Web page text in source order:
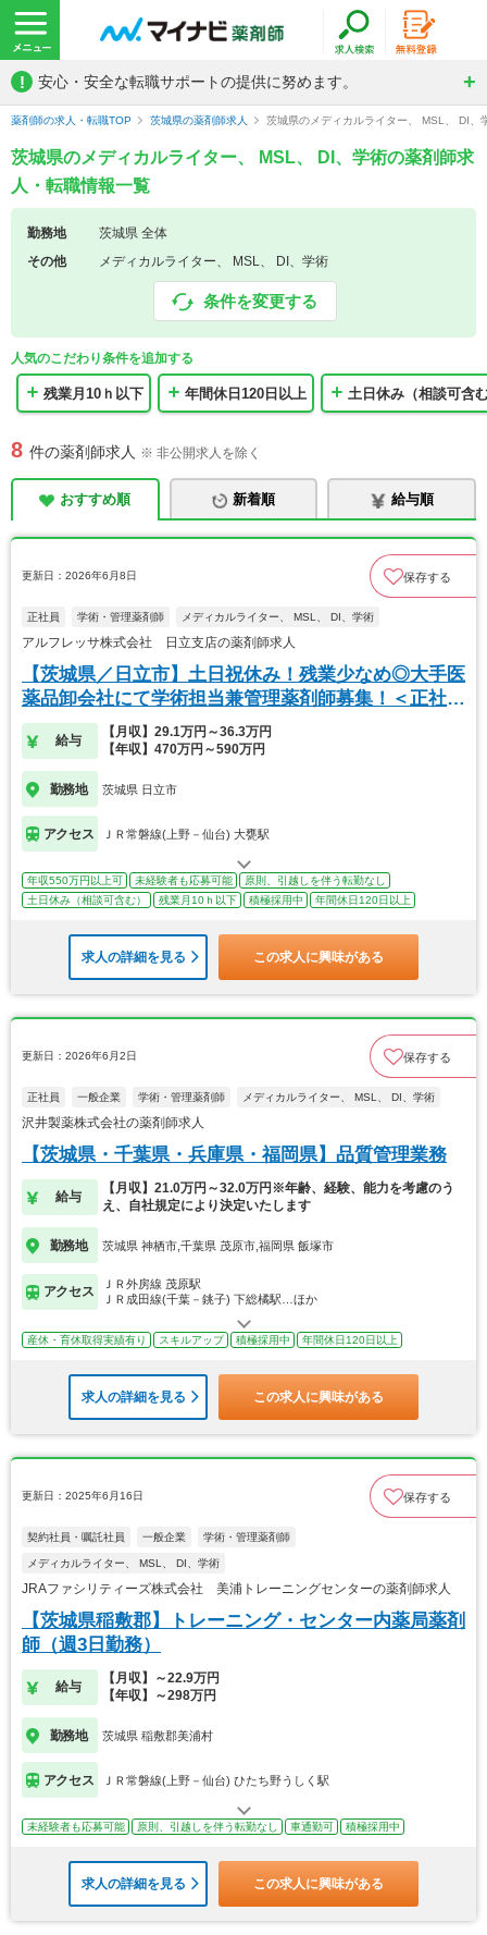
! 安心・安全な転職サポートの提供に努めます。
薬剤師の求人・転職TOP 茨城県の薬剤師求人 茨城県のメディカルライター、 MSL、 DI、
茨城県のメディカルライター、 MSL、 DI、学術の薬剤師求
人・転職情報一覧
勤務地
茨城県 全体
その他
メディカルライター、 MSL、 DI、学術
条件を変更する
人気のこだわり条件を追加する
残業月10ｈ以下 年間休日120日以上 土日休み（相談可含
8 件の薬剤師求人 ※ 非公開求人を除く
おすすめ順 新着順 給与順
更新日：2026年6月8日 保存する
正社員 学術・管理薬剤師 メディカルライター、 MSL、 DI、学術
アルフレッサ株式会社 日立支店の薬剤師求人
【茨城県／日立市】土日祝休み！残業少なめ◎大手医
薬品卸会社にて学術担当兼管理薬剤師募集！＜正社員
＞
給与
【月収】29.1万円～36.3万円
【年収】470万円～590万円
勤務地 茨城県 日立市
アクセス ＪＲ常磐線(上野－仙台) 大甕駅
年収550万円以上可 未経験者も応募可能
原則、引越しを伴う転勤なし
土日休み（相談可含む）
残業月10ｈ以下 積極採用中 年間休日120日以上
求人の詳細を見る この求人に興味がある
更新日：2026年6月2日 保存する
正社員 一般企業 学術・管理薬剤師 メディカルライター、 MSL、 DI、学術
沢井製薬株式会社の薬剤師求人
【茨城県・千葉県・兵庫県・福岡県】品質管理業務
給与
【月収】21.0万円～32.0万円※年齢、経験、能力を考慮のう
え、自社規定により決定いたします
勤務地 茨城県 神栖市,千葉県 茂原市,福岡県 飯塚市
アクセス
ＪＲ外房線 茂原駅
ＪＲ成田線(千葉－銚子) 下総橘駅…ほか
産休・育休取得実績有り スキルアップ 積極採用中 年間休日120日以上
求人の詳細を見る この求人に興味がある
更新日：2025年6月16日 保存する
契約社員・嘱託社員 一般企業 学術・管理薬剤師
メディカルライター、 MSL、 DI、学術
JRAファシリティーズ株式会社 美浦トレーニングセンターの薬剤師求人
【茨城県稲敷郡】トレーニング・センター内薬局薬剤
師（週3日勤務）
給与
【月収】～22.9万円
【年収】～298万円
勤務地 茨城県 稲敷郡美浦村
アクセス ＪＲ常磐線(上野－仙台) ひたち野うしく駅
未経験者も応募可能 原則、引越しを伴う転勤なし 車通勤可 積極採用中
求人の詳細を見る この求人に興味がある